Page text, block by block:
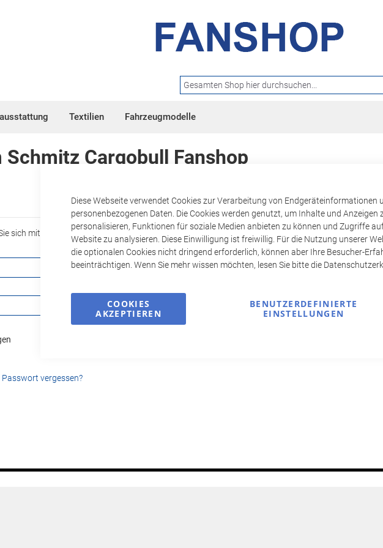
Diese Webseite verwendet Cookies zur Verarbeitung von Endgeräteinformationen
personenbezogenen Daten. Die Cookies werden genutzt, um Inhalte und Anzeigen
personalisieren, Funktionen für soziale Medien anbieten zu können und Zugriffe
Website zu analysieren. Diese Einwilligung ist freiwillig. Für die Nutzung unserer
die optionalen Cookies nicht dringend erforderlich, können aber Ihre Besucher-
beeinträchtigen. Wenn Sie mehr wissen möchten, lesen Sie bitte die
COOKIES
AKZEPTIEREN
BENUTZERDEFINIERTE
EINSTELLUNGEN
Textilien Fahrzeugmodelle
Cargobull Fanshop
sich mit Ihrer e-Mail-Adresse.
Passwort vergessen?
Neue Kunden
Ihre Anmeldung hat viele
Sendungsverfolgung und vieles